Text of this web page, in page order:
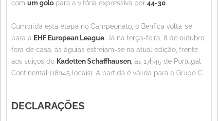
com um golo para a vitória expressiva por 44-30.
Cumprida esta etapa no Campeonato, o Benfica volta-se
para a EHF European League. Já na terça-feira, 8 de outubro,
fora de casa, as águias estreiam-se na atual edição, frente
aos suíços do Kadetten Schaffhausen , às 17h45 de Portugal
Continental (18h45 locais). A partida é válida para o Grupo C.
DECLARAÇÕES